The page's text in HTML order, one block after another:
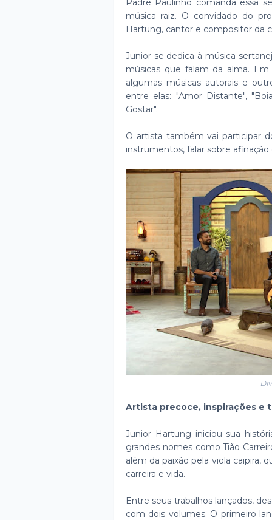
Padre Paulinho comanda essa
música raiz. O convidado do
Hartung, cantor e compositor da
Junior se dedica à música
músicas que falam da alma.
algumas músicas autorais e
entre elas: "Amor Distante",
Gostar".
O artista também vai participar
instrumentos, falar sobre
Artista precoce, inspirações e
Junior Hartung iniciou sua
grandes nomes como Tião
além da paixão pela viola
carreira e vida.
Entre seus trabalhos lançados,
com dois volumes. O primeiro